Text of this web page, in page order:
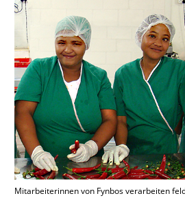
Mitarbeiterinnen von Fynbos verarbeiten